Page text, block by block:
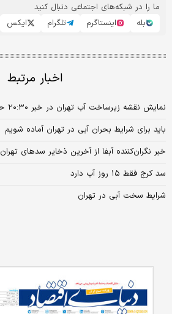
ما را در شبکه‌های اجتماعی دنبال کنید
بله
اینستاگرم تلگرام ایکس
اخبار مرتبط
نمایش نقشه زیرساخت آب تهران در خبر ۲۰:۳۰ حاشیه‌ساز شد + جزئیات
باید برای شرایط بحران آبی در تهران آماده شویم
خبر نگران‌کننده آبفا از آخرین ذخایر سدهای تهران
سد کرج فقط ۱۵ روز آب دارد
شرایط سخت‌ آبی در تهران